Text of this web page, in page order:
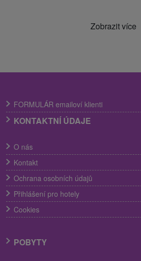
Zobrazit více
FORMULÁR emailoví klienti
KONTAKTNÍ ÚDAJE
O nás
Kontakt
Ochrana osobních údajů
Přihlášení pro hotely
Cookies
POBYTY